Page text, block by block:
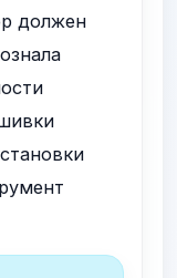
должен